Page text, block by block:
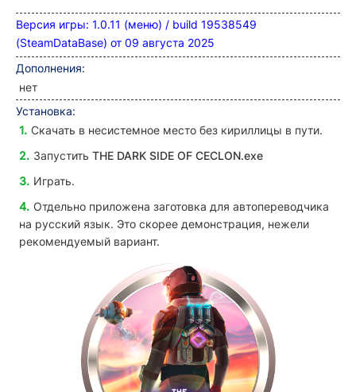
Версия игры: 1.0.11 (меню) / build 19538549
(SteamDataBase) от 09 августа 2025
Дополнения:
нет
Установка:
Скачать в несистемное место без кириллицы в пути.
Запустить THE DARK SIDE OF CECLON.exe
Играть.
Отдельно приложена заготовка для автопереводчика
на русский язык. Это скорее демонстрация, нежели
рекомендуемый вариант.